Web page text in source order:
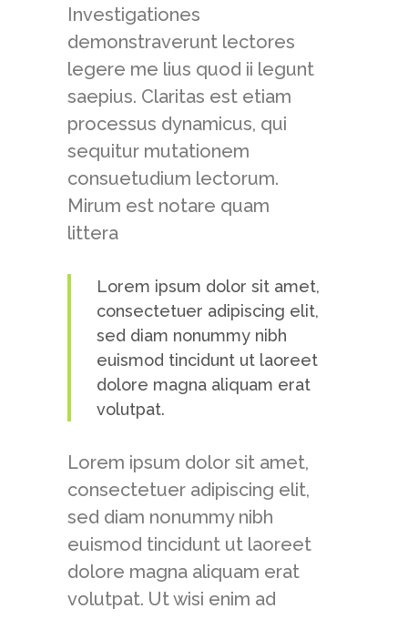
Investigationes
demonstraverunt lectores
legere me lius quod ii legunt
saepius. Claritas est etiam
processus dynamicus, qui
sequitur mutationem
consuetudium lectorum.
Mirum est notare quam
littera
Lorem ipsum dolor sit amet,
consectetuer adipiscing elit,
sed diam nonummy nibh
euismod tincidunt ut laoreet
dolore magna aliquam erat
volutpat.
Lorem ipsum dolor sit amet,
consectetuer adipiscing elit,
sed diam nonummy nibh
euismod tincidunt ut laoreet
dolore magna aliquam erat
volutpat. Ut wisi enim ad